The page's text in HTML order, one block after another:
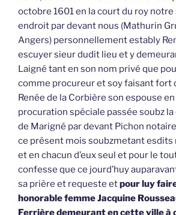
octobre 1601 en la court du roy notre
endroit par devant nous (Mathurin
Angers) personnellement estably
escuyer sieur dudit lieu et y
Laigné tant en son nom privé que
comme procureur et soy faisant fort
Renée de la Corbière son espouse
procuration spéciale passée soubz
de Marigné par devant Pichon notaire
ce présent mois soubzmetant esdits
et en chacun d’eux seul et pour le
confesse que ce jourd’huy
sa prière et requeste etpour luy
honorable femme Jacquine
Ferrière demeurant en cette ville à